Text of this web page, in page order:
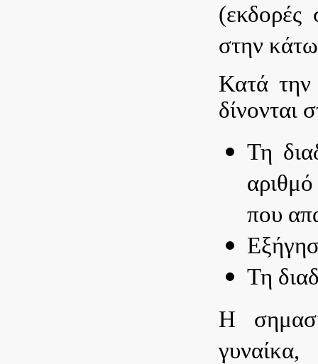
(εκδορές
στην
Κατά την
δίνονται
Τη
που
Τη
Η